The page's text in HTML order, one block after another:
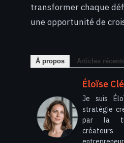
transformer chaque
une opportunité de
À propos Articles
Éloïse
Je suis
stratégie
par la